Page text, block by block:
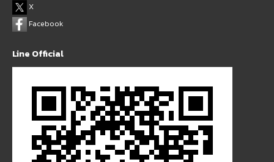
X
Facebook
Line Official